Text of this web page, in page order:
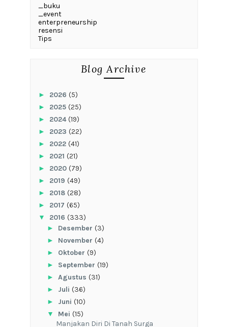
_buku
_event
enterpreneurship
resensi
Tips
Blog Archive
► 2026 (5)
► 2025 (25)
► 2024(19)
► 2023 (22)
► 2022 (41)
► 2021 (21)
► 2020 (79)
► 2019 (49)
► 2018 (28)
► 2017 (65)
▼ 2016 (333)
► Desember (3)
► November (4)
► Oktober (9)
► September (19)
► Agustus (31)
► Juli (36)
► Juni (10)
▼ Mei (15)
Manjakan Diri Di Tanah Surga